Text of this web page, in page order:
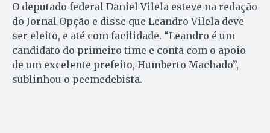
O deputado federal Daniel Vilela esteve na redação
do Jornal Opção e disse que Leandro Vilela deve
ser eleito, e até com facilidade. “Leandro é um
candidato do primeiro time e conta com o apoio
de um excelente prefeito, Humberto Machado”,
sublinhou o peemedebista.